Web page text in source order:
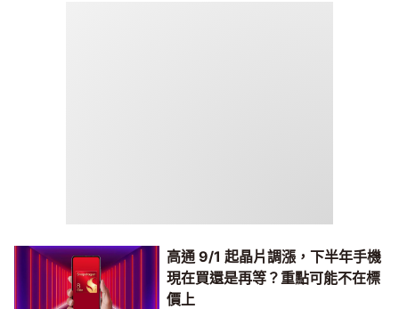
高通 9/1 起晶片調漲，下半年手機
現在買還是再等？重點可能不在標
價上